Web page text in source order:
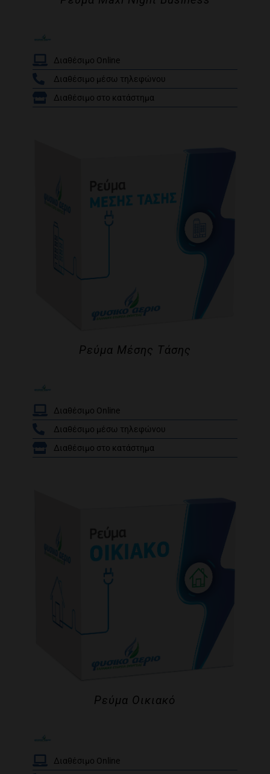
/
Διαθέσιμο Online
Διαθέσιμο μέσω τηλεφώνου
Διαθέσιμο στο κατάστημα
/
Ρεύμα Μέσης Τάσης
Διαθέσιμο Online
Διαθέσιμο μέσω τηλεφώνου
Διαθέσιμο στο κατάστημα
Ρεύμα Οικιακό
Διαθέσιμο Online